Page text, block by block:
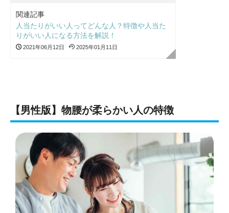
関連記事
人当たりがいい人ってどんな人？特徴や人当た
りがいい人になる方法を解説！
2021年06月12日 2025年01月11日
【男性版】物腰が柔らかい人の特徴